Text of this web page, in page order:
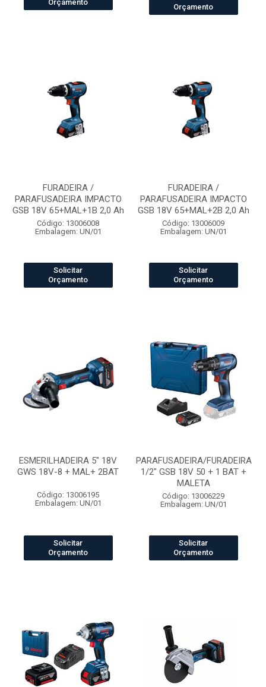
Orçamento
Orçamento
FURADEIRA /
PARAFUSADEIRA IMPACTO
GSB 18V 65+MAL+1B 2,0 Ah
Código: 13006008
Embalagem: UN/01
Solicitar
Orçamento
FURADEIRA /
PARAFUSADEIRA IMPACTO
GSB 18V 65+MAL+2B 2,0 Ah
Código: 13006009
Embalagem: UN/01
Solicitar
Orçamento
ESMERILHADEIRA 5" 18V
GWS 18V-8 + MAL+ 2BAT
Código: 13006195
Embalagem: UN/01
Solicitar
Orçamento
PARAFUSADEIRA/FURADEIRA
1/2" GSB 18V 50 + 1 BAT +
MALETA
Código: 13006229
Embalagem: UN/01
Solicitar
Orçamento